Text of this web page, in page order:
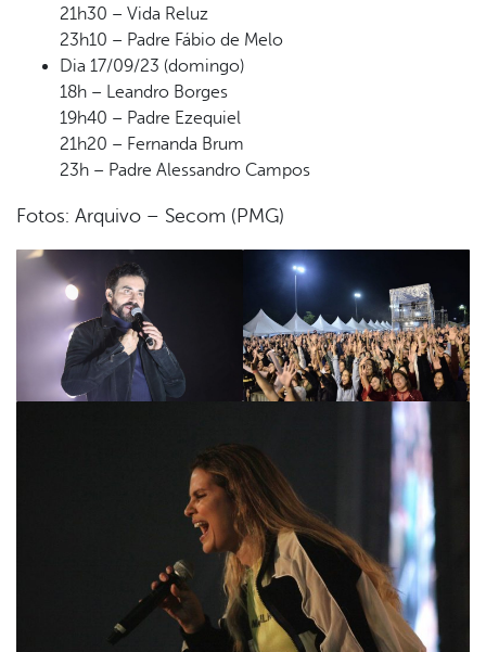
21h30 – Vida Reluz
23h10 – Padre Fábio de Melo
Dia 17/09/23 (domingo)
18h – Leandro Borges
19h40 – Padre Ezequiel
21h20 – Fernanda Brum
23h – Padre Alessandro Campos
Fotos: Arquivo – Secom (PMG)